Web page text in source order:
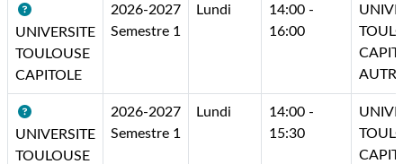
UNIVERSITE
TOULOUSE
CAPITOLE
2026-2027
Semestre 1
Lundi
14:00 -
16:00
UNIVERSITE
TOULOUSE
2026-2027
Semestre 1
Lundi
14:00 -
15:30